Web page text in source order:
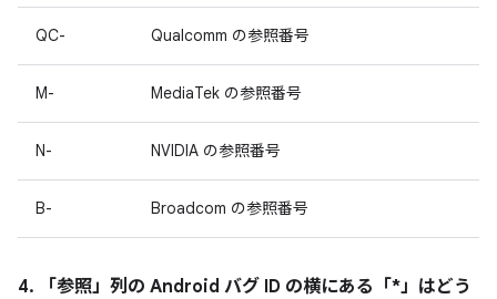
QC- Qualcomm の参照番号
M- MediaTek の参照番号
N- NVIDIA の参照番号
B- Broadcom の参照番号
4. 「参照」 列の Android バグ ID の横にある「*」はどう